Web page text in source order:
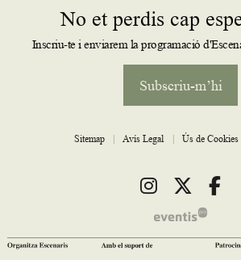
No et perdis cap
Inscriu-te i enviarem la programació
Subscriu-m’hi
Sitemap | Avís Legal | Ús de Cookies
Link aLink